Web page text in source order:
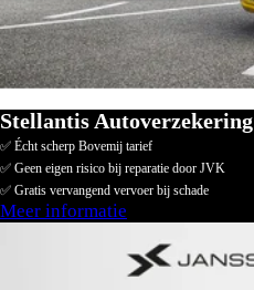
Stellantis Autoverzekering
✅ Écht scherp Bovemij tarief
✅ Geen eigen risico bij reparatie door JVK
✅ Gratis vervangend vervoer bij schade
Meer informatie